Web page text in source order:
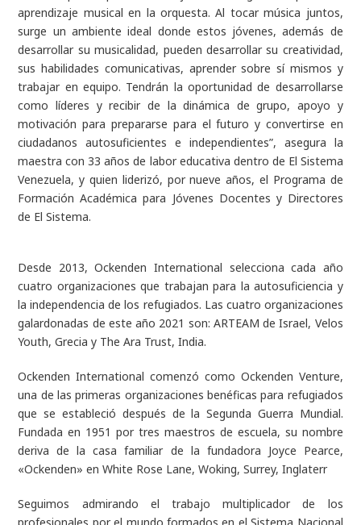
aprendizaje musical en la orquesta. Al tocar música juntos,
surge un ambiente ideal donde estos jóvenes, además de
desarrollar su musicalidad, pueden desarrollar su creatividad,
sus habilidades comunicativas, aprender sobre sí mismos y
trabajar en equipo. Tendrán la oportunidad de desarrollarse
como líderes y recibir de la dinámica de grupo, apoyo y
motivación para prepararse para el futuro y convertirse en
ciudadanos autosuficientes e independientes”, asegura la
maestra con 33 años de labor educativa dentro de El Sistema
Venezuela, y quien liderizó, por nueve años, el Programa de
Formación Académica para Jóvenes Docentes y Directores
de El Sistema.
Desde 2013, Ockenden International selecciona cada año
cuatro organizaciones que trabajan para la autosuficiencia y
la independencia de los refugiados. Las cuatro organizaciones
galardonadas de este año 2021 son: ARTEAM de Israel, Velos
Youth, Grecia y The Ara Trust, India.
Ockenden International comenzó como Ockenden Venture,
una de las primeras organizaciones benéficas para refugiados
que se estableció después de la Segunda Guerra Mundial.
Fundada en 1951 por tres maestros de escuela, su nombre
deriva de la casa familiar de la fundadora Joyce Pearce,
«Ockenden» en White Rose Lane, Woking, Surrey, Inglaterr
Seguimos admirando el trabajo multiplicador de los